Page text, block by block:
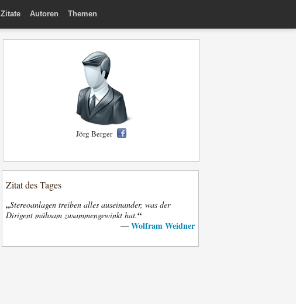
Zitate Autoren Themen
Jörg Berger
Zitat des Tages
„Stereoanlagen treiben alles auseinander, was der
Dirigent mühsam zusammengewinkt hat.“
— Wolfram Weidner